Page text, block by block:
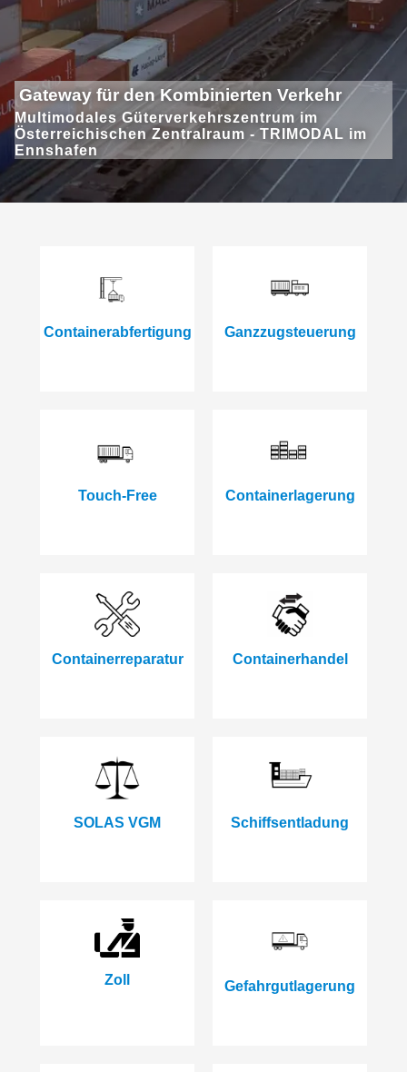
Gateway für den Kombinierten Verkehr
Multimodales Güterverkehrszentrum im
Österreichischen Zentralraum - TRIMODAL im
Ennshafen
Containerabfertigung Ganzzugsteuerung
Touch-Free Containerlagerung
Containerreparatur Containerhandel
SOLAS VGM Schiffsentladung
Zoll Gefahrgutlagerung